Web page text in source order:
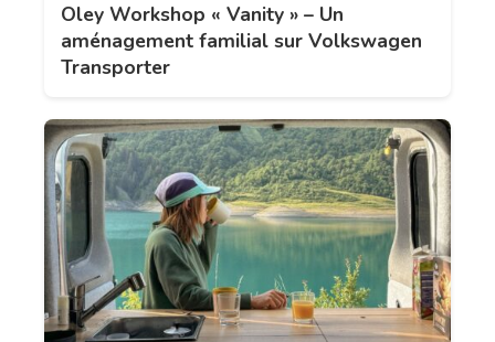
Oley Workshop « Vanity » – Un
aménagement familial sur Volkswagen
Transporter